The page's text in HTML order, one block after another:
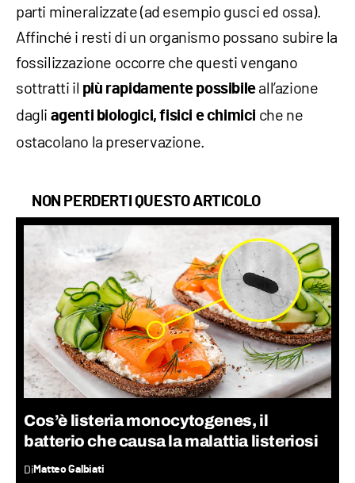
parti mineralizzate (ad esempio gusci ed ossa).
Affinché i resti di un organismo possano subire la
fossilizzazione occorre che questi vengano
sottratti il più rapidamente possibile all’azione
dagli agenti biologici, fisici e chimici che ne
ostacolano la preservazione.
NON PERDERTI QUESTO ARTICOLO
Cos’è listeria monocytogenes, il
batterio che causa la malattia listeriosi
DiMatteo Galbiati